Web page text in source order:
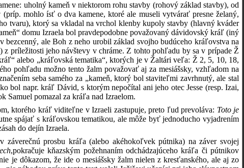
uholný kameň v niektorom rohu stavby (rohový základ stavby), od
mohlo ísť o dva kamene, ktoré ale museli vytvárať presne želaný,
tvaru), ktorý sa vkladal na vrchol klenby kupoly stavby (hlavný kváder
domu Izraela bol pravdepodobne považovaný dávidovský kráľ (iný
ale Boh z neho urobil základ svojho budúceho kráľovstva na
príležitosti jeho návštevy v chráme. Z tohto pohľadu by sa v prípade Ž
alebo „kráľovská tematika“, ktorých je v Žaltári veľa: Ž 2, 5, 10, 18,
pohľadu možno tento žalm považovať aj za mesiášsky, vzhľadom na
seba samého za „kameň, ktorý bol staviteľmi zavrhnutý, ale stal
bol napr. kráľ Dávid, s ktorým nepočítal ani jeho otec Jesse (resp. Izai,
Samuel pomazal za kráľa nad Izraelom.
ktorého kráľ viditeľne v Izraeli zastupuje, preto ľud prevoláva: Toto je
spájať s kráľovskou tematikou, ale môže byť jednoducho vyjadrením
do dejín Izraela.
záverečnú prosbu kráľa (alebo akéhokoľvek pútnika) na záver svojej
,pokračuje kňazským požehnaním odchádzajúceho kráľa či pútnikov
je dôkazom, že ide o mesiášsky žalm nielen z kresťanského, ale aj zo